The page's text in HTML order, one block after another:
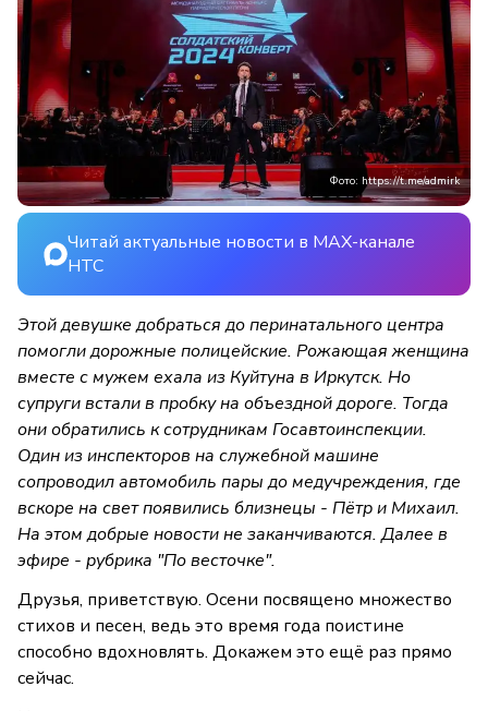
Фото: https://t.me/admirk
Читай актуальные новости в MAX-канале
НТС
Этой девушке добраться до перинатального центра
помогли дорожные полицейские. Рожающая женщина
вместе с мужем ехала из Куйтуна в Иркутск. Но
супруги встали в пробку на объездной дороге. Тогда
они обратились к сотрудникам Госавтоинспекции.
Один из инспекторов на служебной машине
сопроводил автомобиль пары до медучреждения, где
вскоре на свет появились близнецы - Пётр и Михаил.
На этом добрые новости не заканчиваются. Далее в
эфире - рубрика "По весточке".
Друзья, приветствую. Осени посвящено множество
стихов и песен, ведь это время года поистине
способно вдохновлять. Докажем это ещё раз прямо
сейчас.